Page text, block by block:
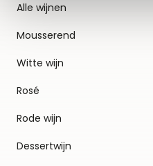
Alle wijnen
Mousserend
Witte wijn
Rosé
Rode wijn
Dessertwijn